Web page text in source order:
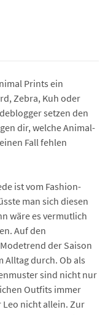
Prints ein
Zebra, Kuh oder
setzen den
dir, welche Animal-
Fall fehlen
ist vom Fashion-
man sich diesen
wäre es vermutlich
Auf den
der Saison
Alltag durch. Ob als
sind nicht nur
Outfits immer
Leo nicht allein. Zur